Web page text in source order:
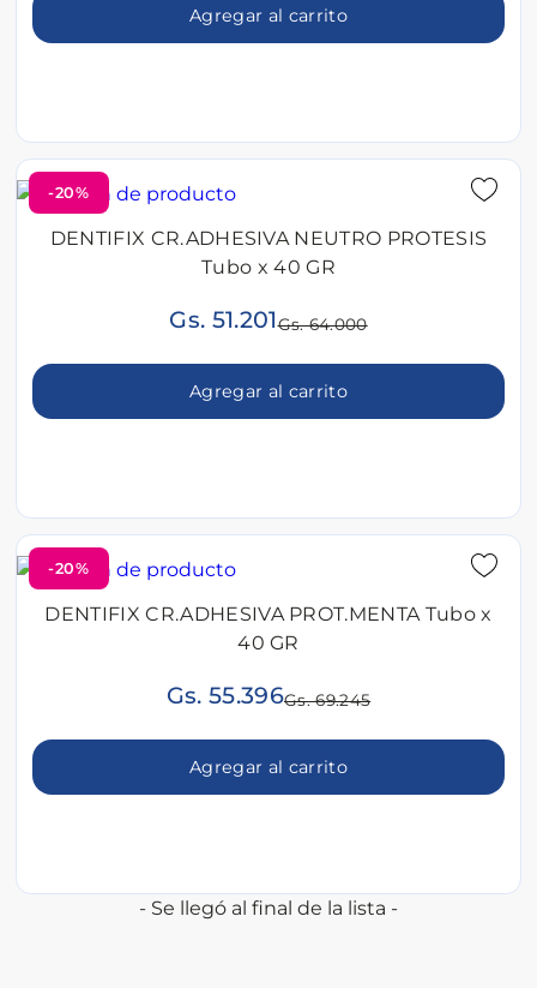
Agregar al carrito
-20%
DENTIFIX CR.ADHESIVA NEUTRO PROTESIS
Tubo x 40 GR
Gs. 51.201Gs. 64.000
Agregar al carrito
-20%
DENTIFIX CR.ADHESIVA PROT.MENTA Tubo x
40 GR
Gs. 55.396Gs. 69.245
Agregar al carrito
- Se llegó al final de la lista -